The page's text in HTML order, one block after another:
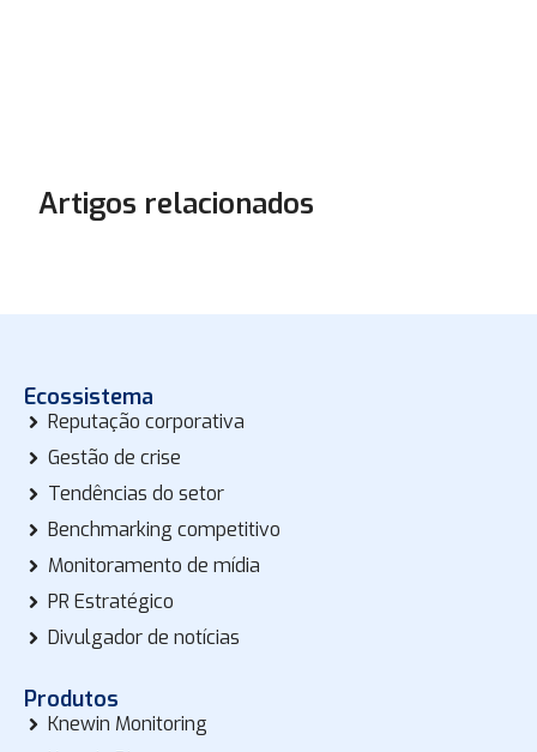
Artigos relacionados
Ecossistema
Reputação corporativa
Gestão de crise
Tendências do setor
Benchmarking competitivo
Monitoramento de mídia
PR Estratégico
Divulgador de notícias
Produtos
Knewin Monitoring